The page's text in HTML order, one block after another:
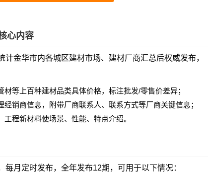
心内容
金华市内各城区建材市场、建材厂商汇总后权威发布，
等上百种建材品类具体价格，标注批发/零售价差异；
销商信息，附带厂商联系人、联系方式等厂商关键信息；
程新材料使场景、性能、特点介绍。
月定时发布，全年发布12期，可用于以下情况：